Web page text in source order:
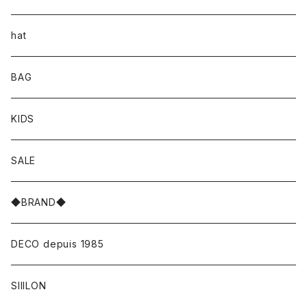
hat
BAG
KIDS
SALE
◆BRAND◆
DECO depuis 1985
SIIILON